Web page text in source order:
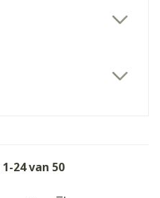
1-24van 50